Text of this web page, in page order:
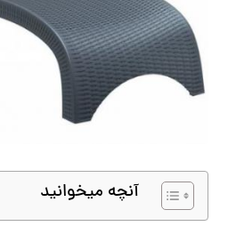
آنچه میخوانید